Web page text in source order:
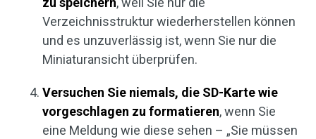
Verzeichnisstruktur wiederherstellen können
und es unzuverlässig ist, wenn Sie nur die
Miniaturansicht überprüfen.
Versuchen Sie niemals, die SD-Karte wie
vorgeschlagen zu formatieren, wenn Sie
eine Meldung wie diese sehen – „Sie müssen